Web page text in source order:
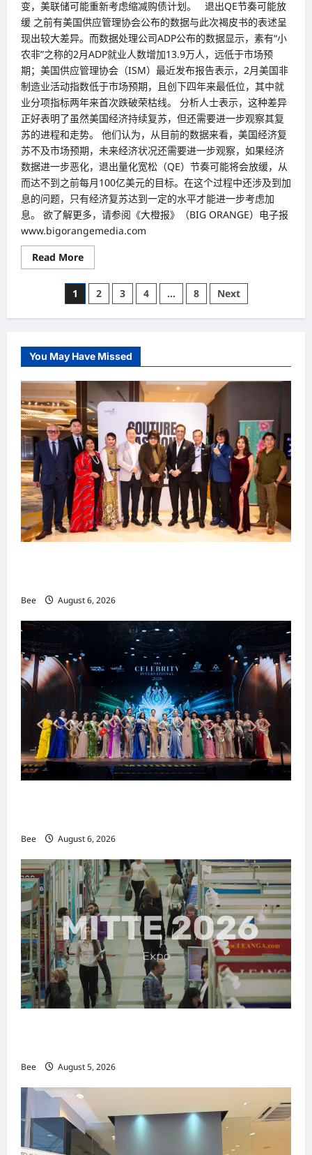
变，美联储可能重新考虑缩减购债计划。 退出QE节奏可能放
缓 之前有美国供应管理协会公布的数据与此次褐皮书的表述呈
现出较大差异。而数据处理公司ADP公布的数据显示，素有“小
农非”之称的2月ADP就业人数增加13.9万人，远低于市场预
期；美国供应管理协会（ISM）最近发布报告表示，2月美国非
制造业活动指数低于市场预期，且创下四年来最低位，其中就
业分项指标两年来首次跌破荣枯线。 分析人士表示，这种差异
正好表明了虽然美国经济持续复苏，但还需要进一步观察其复
苏的进程和走势。 他们认为，从目前的数据来看，美国经济复
苏不及市场预期，未来经济状况还需要进一步观察，如果经济
数据进一步恶化，退出量化宽松（QE）节奏可能将会放缓，从
而达不到之前每月100亿美元的目标。在这个过程中还涉及到加
息的问题，只有经济复苏达到一定的水平才能进一步考虑加
息。 欲了解更多，请参阅《大橙报》（BIG ORANGE）电子报
www.bigorangemedia.com
Read MoreRead
more
美
经
济
放
缓
珍
特
耶
伦
（Janet
Yellen）
或
调
整
货
币
政
策
Posts
pagination
1 2 3 4 … 8 Next
You May Have Missed
Bee August 6, 2026
Bee August 6, 2026
Bee August 5, 2026